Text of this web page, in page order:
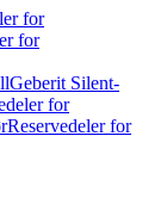
for
for
Geberit Silent-
for
Reservedeler for